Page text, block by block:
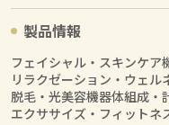
製品情報
フェイシャル・スキンケア
リラクゼーション・ウェル
脱毛・光美容機器体組成・
エクササイズ・フィットネ